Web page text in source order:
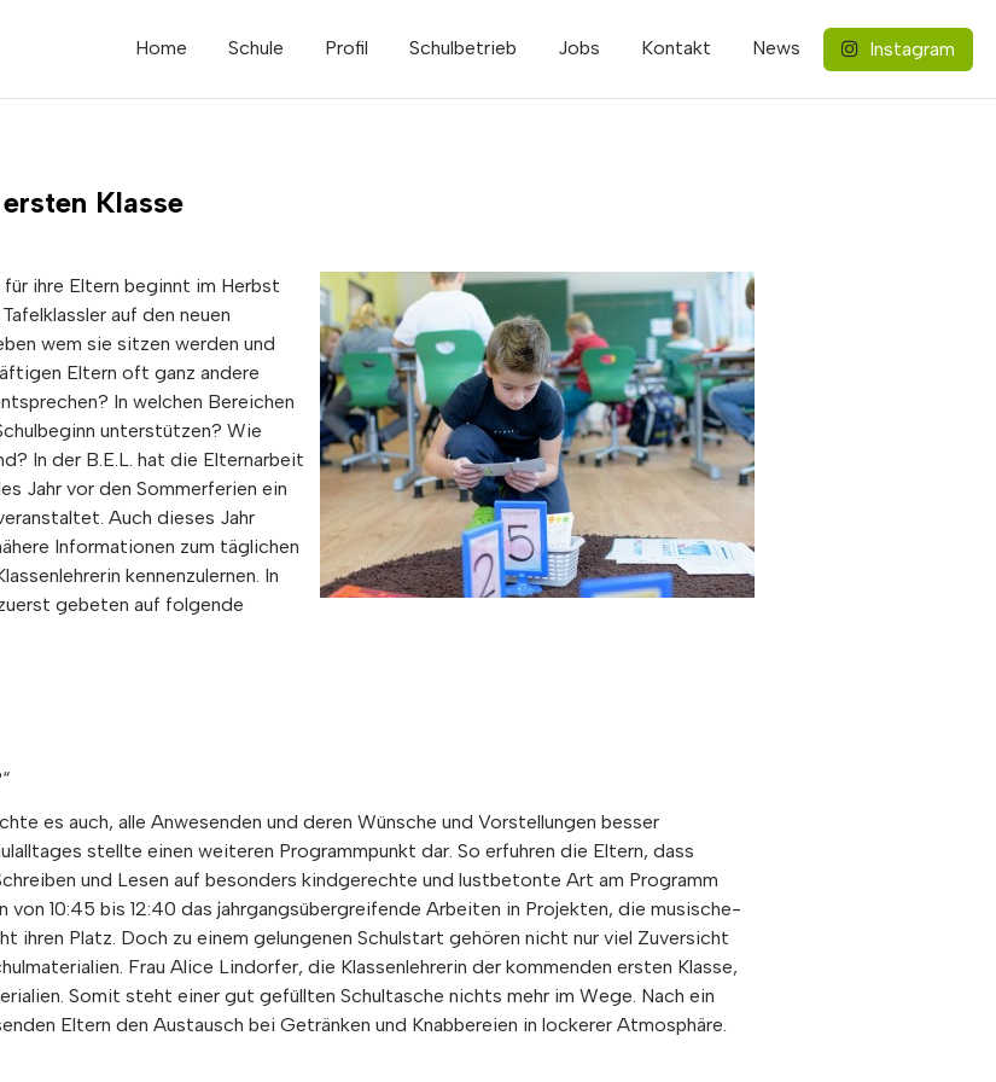
Home Schule Profil Schulbetrieb Jobs Kontakt News Instagram
Klasse
ihre Eltern beginnt im Herbst
auf den neuen
wem sie sitzen werden und
Eltern oft ganz andere
In welchen Bereichen
unterstützen? Wie
In der B.E.L. hat die Elternarbeit
Jahr vor den Sommerferien ein
Auch dieses Jahr
Informationen zum täglichen
kennenzulernen. In
gebeten auf folgende
es auch, alle Anwesenden und deren Wünsche und Vorstellungen besser
stellte einen weiteren Programmpunkt dar. So erfuhren die Eltern, dass
und Lesen auf besonders kindgerechte und lustbetonte Art am Programm
von 10:45 bis 12:40 das jahrgangsübergreifende Arbeiten in Projekten, die musische-
ihren Platz. Doch zu einem gelungenen Schulstart gehören nicht nur viel Zuversicht
Frau Alice Lindorfer, die Klassenlehrerin der kommenden ersten Klasse,
Somit steht einer gut gefüllten Schultasche nichts mehr im Wege. Nach ein
Eltern den Austausch bei Getränken und Knabbereien in lockerer Atmosphäre.